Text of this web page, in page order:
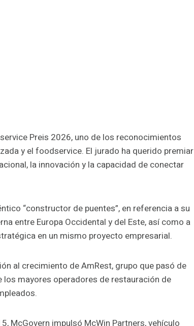
Preis 2026, uno de los reconocimientos
y el foodservice. El jurado ha querido premiar
la innovación y la capacidad de conectar
“constructor de puentes”, en referencia a su
entre Europa Occidental y del Este, así como a
en un mismo proyecto empresarial.
al crecimiento de AmRest, grupo que pasó de
mayores operadores de restauración de
McGovern impulsó McWin Partners, vehículo